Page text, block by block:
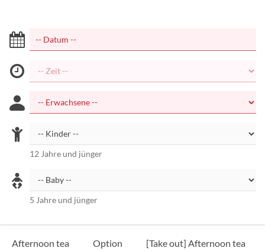
12 Jahre und jünger
5 Jahre und jünger
Afternoon tea Option [Take out] Afternoon tea